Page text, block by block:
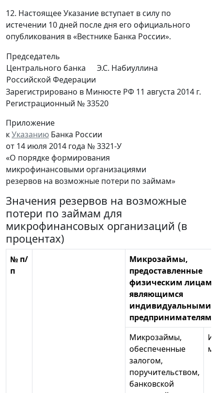
12. Настоящее Указание вступает в силу по
истечении 10 дней после дня его официального
опубликования в «Вестнике Банка России».
Председатель
Центрального банка
Российской Федерации
Э.С. Набиуллина
Зарегистрировано в Минюсте РФ 11 августа 2014 г.
Регистрационный № 33520
Приложение
кУказанию Банка России
от 14 июля 2014 года № 3321-У
«О порядке формирования
микрофинансовыми организациями
резервов на возможные потери по займам»
Значения резервов на возможные
потери по займам для
микрофинансовых организаций (в
процентах)
№ п/
п
Микрозаймы,
предоставленные
физическим лицам,
являющимся
индивидуальными
предпринимателями
Микрозаймы,
обеспеченные
залогом,
поручительством,
банковской